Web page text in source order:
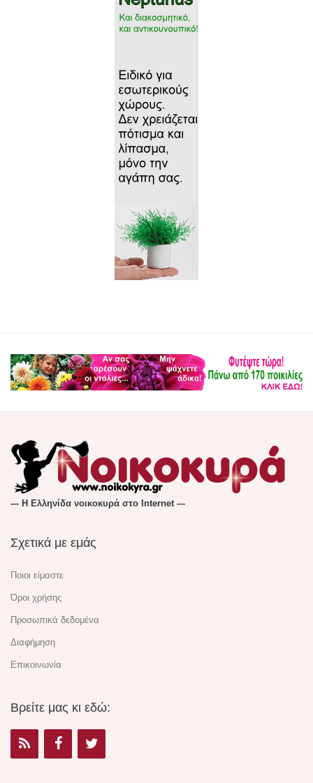
--- Η Ελληνίδα νοικοκυρά στο Internet ---
Σχετικά με εμάς
Ποιοι είμαστε
Όροι χρήσης
Προσωπικά δεδομένα
Διαφήμηση
Επικοινωνία
Βρείτε μας κι εδώ: